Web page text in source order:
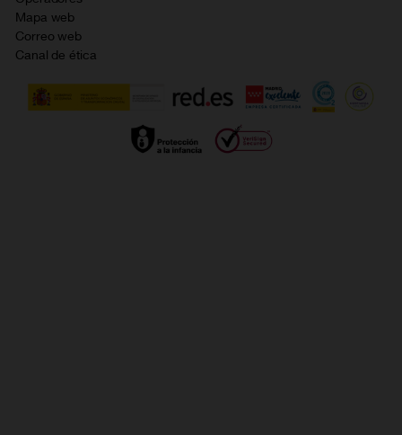
Política de cookies
Política de privacidad
Gestionar UTIQ
Mapa web
Correo web
Canal de ética